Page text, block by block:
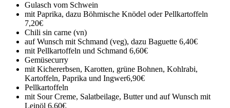
Gulasch vom Schwein
mit Paprika, dazu Böhmische Knödel oder Pellkartoffeln
7,20€
Chili sin carne (vn)
auf Wunsch mit Schmand (veg), dazu Baguette 6,40€
mit Pellkartoffeln und Schmand 6,60€
Gemüsecurry
mit Kichererbsen, Karotten, grüne Bohnen, Kohlrabi,
Kartoffeln, Paprika und Ingwer6,90€
Pellkartoffeln
mit Sour Creme, Salatbeilage, Butter und auf Wunsch mit
Leinöl 6,60€